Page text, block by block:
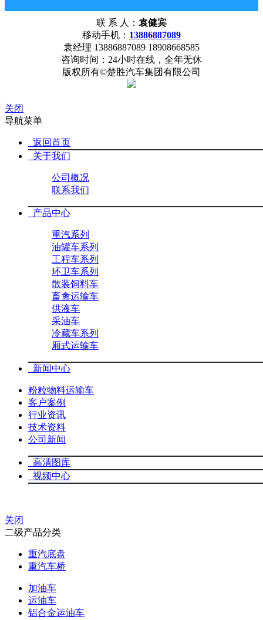
13886887089
公司概况
联 系 人： 袁健宾
移动手机： 13886887089
袁经理 13886887089 18908668585
咨询时间：24小时在线，全年无休
版权所有©楚胜汽车集团有限公司
关闭
导航菜单
返回首页
关于我们
公司概况
联系我们
产品中心
重汽系列
油罐车系列
工程车系列
环卫车系列
散装饲料车
畜禽运输车
供液车
采油车
冷藏车系列
厢式运输车
新闻中心
粉粒物料运输车
客户案例
行业资讯
技术资料
公司新闻
高清图库
视频中心
关闭
二级产品分类
重汽底盘
重汽车桥
加油车
运油车
铝合金运油车